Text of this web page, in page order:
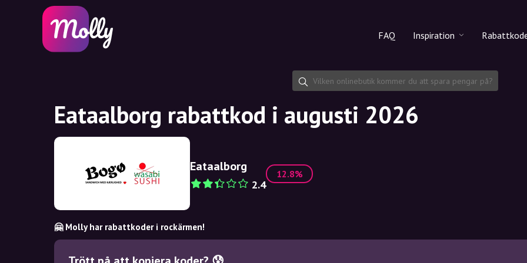
FAQ Inspiration
Makeup
Dela
Eataalborg rabattkod i augusti 2026
Eataalborg
2.4
12.8%
🤗 Molly har rabattkoder i rockärmen!